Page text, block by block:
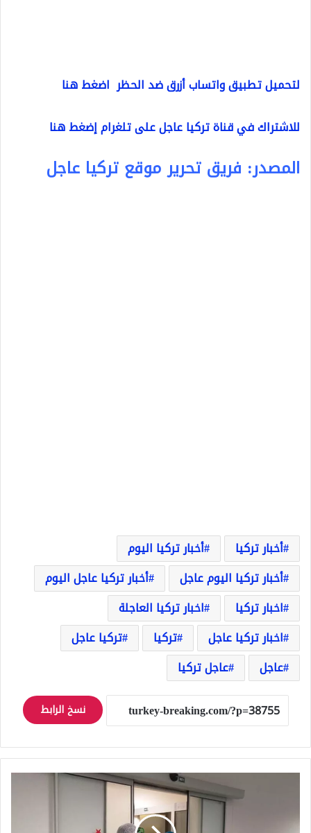
لتحميل تطبيق واتساب أزرق ضد الحظر اضغط هنا
للاشتراك في قناة تركيا عاجل على تلغرام إضغط هنا
المصدر: فريق تحرير موقع تركيا عاجل
أخبار تركيا
أخبار تركيا اليوم
أخبار تركيا اليوم عاجل
أخبار تركيا عاجل اليوم
اخبار تركيا
اخبار تركيا العاجلة
اخبار تركيا عاجل
تركيا
تركيا عاجل
عاجل
عاجل تركيا
نسخ الرابط
في